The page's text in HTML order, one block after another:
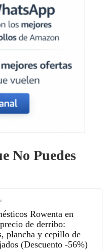
No Puedes
Rowenta en
de derribo:
plancha y cepillo de
(Descuento -56%)